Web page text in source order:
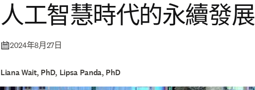
人工智慧時代的永續發展
2024年8月27日
Liana Wait, PhD, Lipsa Panda, PhD